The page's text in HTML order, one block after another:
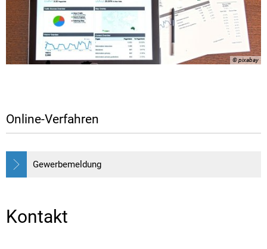
© pixabay
Online-Verfahren
Gewerbemeldung
Kontakt